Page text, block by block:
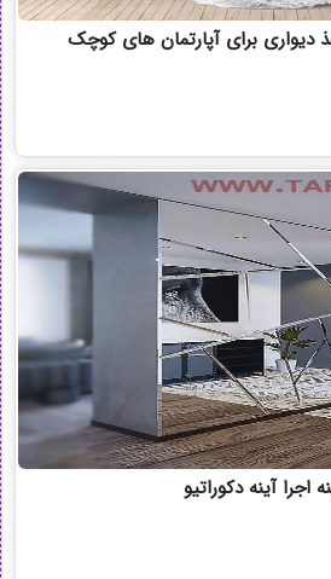
دیواری برای آپارتمان های کوچک
اجرا آینه دکوراتیو